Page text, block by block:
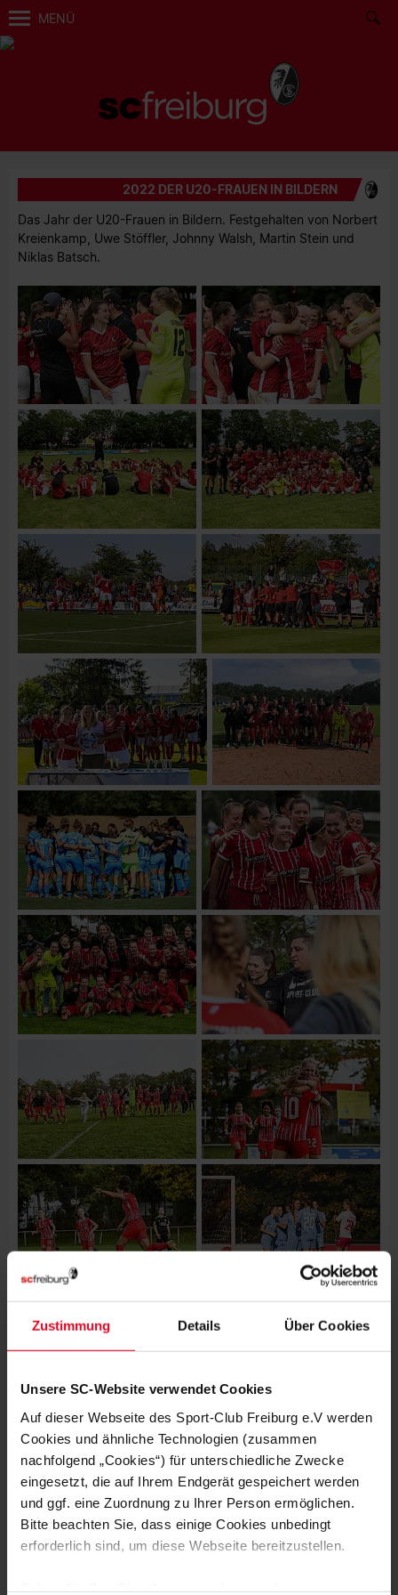
Zustimmung Details Über Cookies
Unsere SC-Website verwendet Cookies
Auf dieser Webseite des Sport-Club Freiburg e.V werden
Cookies und ähnliche Technologien (zusammen
nachfolgend „Cookies“) für unterschiedliche Zwecke
eingesetzt, die auf Ihrem Endgerät gespeichert werden
und ggf. eine Zuordnung zu Ihrer Person ermöglichen.
Bitte beachten Sie, dass einige Cookies unbedingt
erforderlich sind, um diese Webseite bereitzustellen.
MENÜ
2022 DER U20-FRAUEN IN BILDERN
Das Jahr der U20-Frauen in Bildern. Festgehalten von Norbert
Kreienkamp, Uwe Stöffler, Johnny Walsh, Martin Stein und
Niklas Batsch.